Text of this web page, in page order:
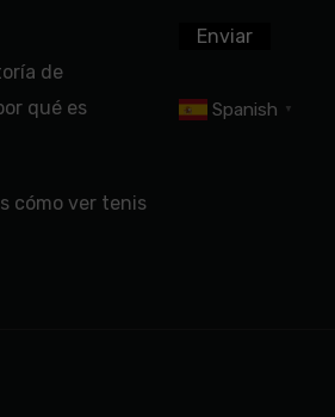
de
qué es
cómo ver tenis
Spanish ▼